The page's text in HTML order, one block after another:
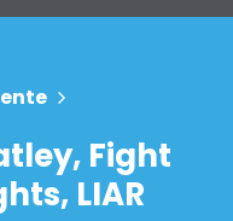
Fight
LIAR